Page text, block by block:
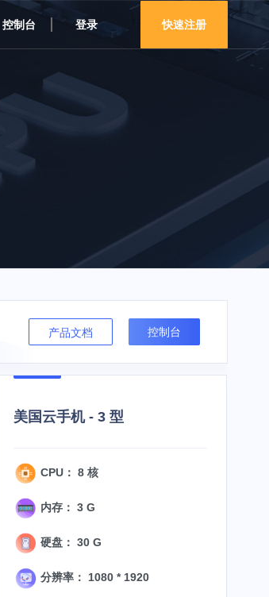
控制台 登录 快速注册
控制台
产品文档
美国云手机 - 3 型
CPU： 8 核
内存： 3 G
硬盘： 30 G
分辨率： 1080 * 1920